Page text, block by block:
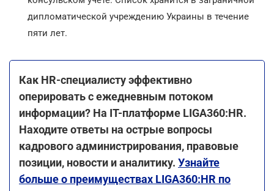
дипломатической учреждению Украины в течение
пяти лет.
Как HR-специалисту эффективно
оперировать с ежедневным потоком
информации? На ІТ-платформе LIGA360:HR.
Находите ответы на острые вопросы
кадрового администрирования, правовые
позиции, новости и аналитику. Узнайте
больше о преимуществах LIGA360:HR по